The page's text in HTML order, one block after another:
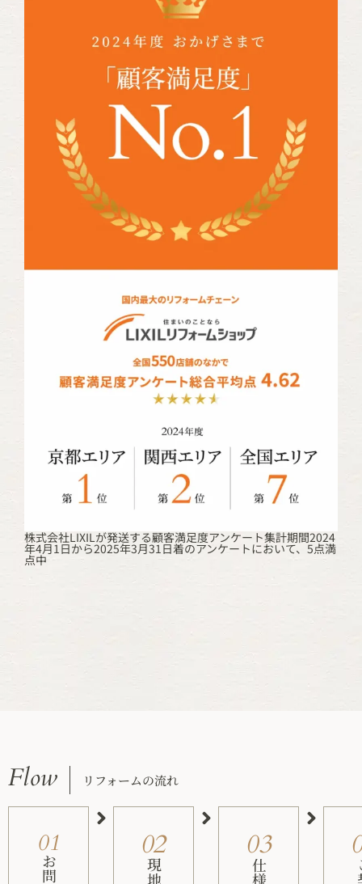
株式会社LIXILが発送する顧客満足度アンケート集計期間2024
年4月1日から2025年3月31日着のアンケートにおいて、5点満
点中
Flow リフォームの流れ
01 02 03